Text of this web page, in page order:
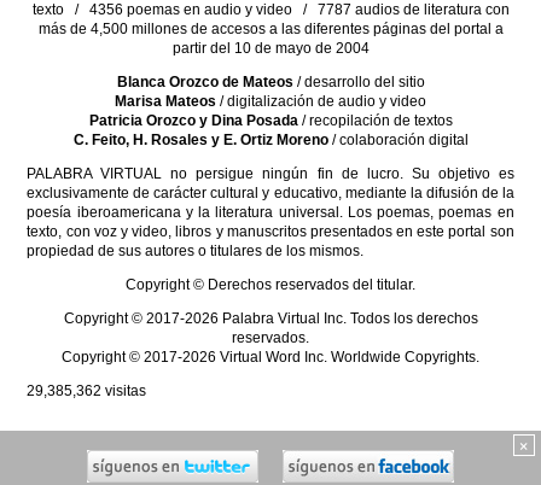
×
texto / 4356 poemas en audio y video / 7787 audios de literatura con
más de 4,500 millones de accesos a las diferentes páginas del portal a
partir del 10 de mayo de 2004
Blanca Orozco de Mateos / desarrollo del sitio
Marisa Mateos / digitalización de audio y video
Patricia Orozco y Dina Posada/ recopilación de textos
C. Feito, H. Rosales y E. Ortiz Moreno/ colaboración digital
PALABRA VIRTUAL no persigue ningún fin de lucro. Su objetivo es
exclusivamente de carácter cultural y educativo, mediante la difusión de la
poesía iberoamericana y la literatura universal. Los poemas, poemas en
texto, con voz y video, libros y manuscritos presentados en este portal son
propiedad de sus autores o titulares de los mismos.
Copyright © Derechos reservados del titular.
Copyright © 2017-2026 Palabra Virtual Inc. Todos los derechos
reservados.
Copyright © 2017-2026 Virtual Word Inc. Worldwide Copyrights.
29,385,362 visitas